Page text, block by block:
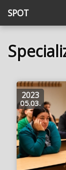
SPOT
2023
05.03.